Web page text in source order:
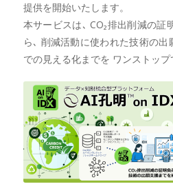
提供を開始いたします。
本サービスは､ CO₂排出削減の証
ら､ 削減活動に使われた技術の
での見える化までを ワンストッ